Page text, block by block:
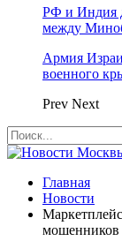
РФ и Индия
между
Армия
военного
Prev Next
Главная
Новости
мошенников